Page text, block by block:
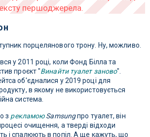
порцелянового трону. Ну, можливо.
у 2011 році, коли Фонд Білла та
проєкт "Винайти туалет заново".
об'єдналися у 2019 році для
в якому не використовується
система.
з рекламою Samsungпро туалет, він
очищення, а тверді відходи
і спалюють в попіл. А ще кажуть, що